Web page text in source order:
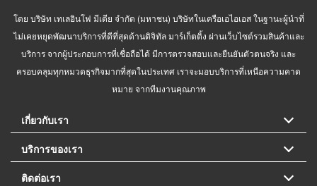
โดย บริษัท เทเลอินโฟ มีเดีย จำกัด (มหาชน) บริษัทในเครือเอไอเอส ในฐานะผู้นำที่
ไม่เคยหยุดพัฒนาบริการที่ดีที่สุดด้านดิจิทัล มาร์เก็ตติ้ง ผ่านเว็บไซต์รวมสินค้าและ
บริการ จากผู้ประกอบการที่เชื่อถือได้ มีการตรวจสอบและยืนยันตัวตนจริง และ
ครอบคลุมทุกหมวดธุรกิจมากที่สุดในประเทศ เราจะมอบบริการที่เหนือความคาด
หมาย จากทีมงานคุณภาพ
เกี่ยวกับเรา
บริการของเรา
ติดต่อเรา